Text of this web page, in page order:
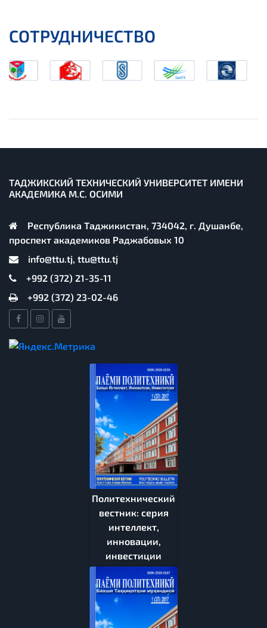
СОТРУДНИЧЕСТВО
ТАДЖИКСКИЙ ТЕХНИЧЕСКИЙ УНИВЕРСИТЕТ ИМЕНИ
АКАДЕМИКА М.С. ОСИМИ
Республика Таджикистан, 734042, г. Душанбе,
проспект академиков Раджабовых 10
info@ttu.tj, ttu@ttu.tj
+992 (372) 21-35-11
+992 (372) 23-02-46
Политехнический
вестник: серия
интеллект,
инновации,
инвестиции